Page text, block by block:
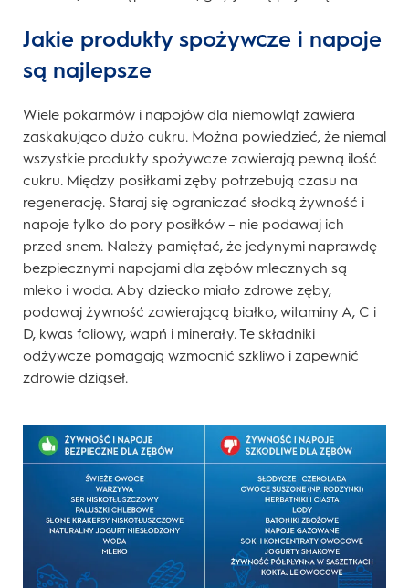
Jakie produkty spożywcze i napoje
są najlepsze
Wiele pokarmów i napojów dla niemowląt zawiera
zaskakująco dużo cukru. Można powiedzieć, że niemal
wszystkie produkty spożywcze zawierają pewną ilość
cukru. Między posiłkami zęby potrzebują czasu na
regenerację. Staraj się ograniczać słodką żywność i
napoje tylko do pory posiłków – nie podawaj ich
przed snem. Należy pamiętać, że jedynymi naprawdę
bezpiecznymi napojami dla zębów mlecznych są
mleko i woda. Aby dziecko miało zdrowe zęby,
podawaj żywność zawierającą białko, witaminy A, C i
D, kwas foliowy, wapń i minerały. Te składniki
odżywcze pomagają wzmocnić szkliwo i zapewnić
zdrowie dziąseł.